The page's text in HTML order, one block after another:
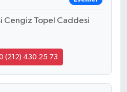
Cengiz Topel Caddesi
(212) 430 25 73